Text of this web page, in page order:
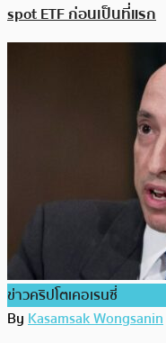
spot ETF ก่อนเป็นที่แรก
ข่าวคริปโตเคอเรนซี่
ByKasamsak Wongsanin